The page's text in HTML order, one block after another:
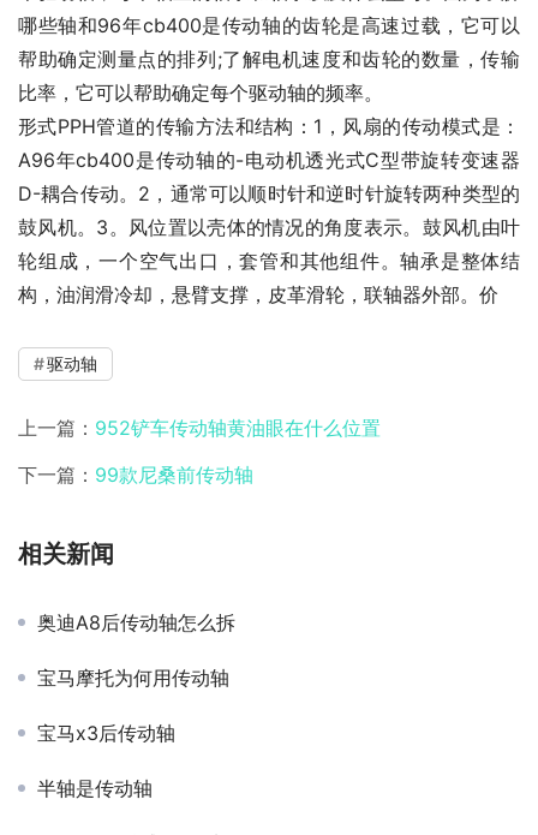
哪些轴和96年cb400是传动轴的齿轮是高速过载，它可以
帮助确定测量点的排列;了解电机速度和齿轮的数量，传输
比率，它可以帮助确定每个驱动轴的频率。
形式PPH管道的传输方法和结构：1，风扇的传动模式是：
A96年cb400是传动轴的-电动机透光式C型带旋转变速器
D-耦合传动。2，通常可以顺时针和逆时针旋转两种类型的
鼓风机。3。风位置以壳体的情况的角度表示。鼓风机由叶
轮组成，一个空气出口，套管和其他组件。轴承是整体结
构，油润滑冷却，悬臂支撑，皮革滑轮，联轴器外部。价
驱动轴
上一篇： 952铲车传动轴黄油眼在什么位置
下一篇： 99款尼桑前传动轴
相关新闻
奥迪A8后传动轴怎么拆
宝马摩托为何用传动轴
宝马x3后传动轴
半轴是传动轴